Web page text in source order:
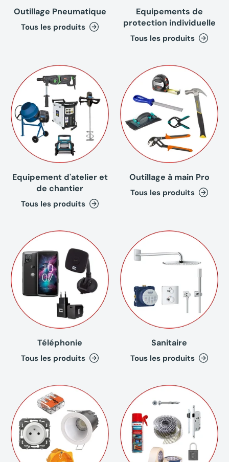
Outillage Pneumatique
Tous les produits
Equipements de
protection individuelle
Tous les produits
Equipement d'atelier et
de chantier
Tous les produits
Outillage à main Pro
Tous les produits
Téléphonie
Tous les produits
Sanitaire
Tous les produits